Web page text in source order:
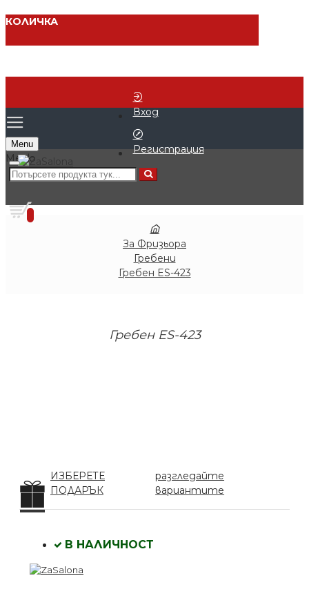
КОЛИЧКА
Вход
Регистрация
Menu
0
За Фризьора
Гребени
Гребен ES-423
Гребен ES-423
ИЗБЕРЕТЕ
ПОДАРЪК
разгледайте
вариантите
В НАЛИЧНОСТ